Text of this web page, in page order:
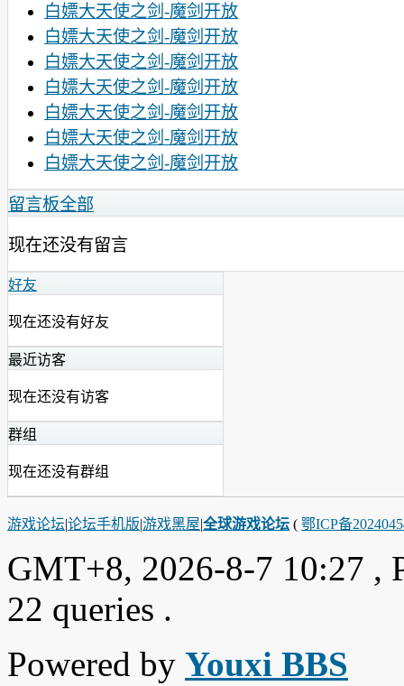
白嫖大天使之剑-魔剑开放
白嫖大天使之剑-魔剑开放
白嫖大天使之剑-魔剑开放
白嫖大天使之剑-魔剑开放
白嫖大天使之剑-魔剑开放
白嫖大天使之剑-魔剑开放
白嫖大天使之剑-魔剑开放
留言板全部
现在还没有留言
好友
现在还没有好友
最近访客
现在还没有访客
群组
现在还没有群组
游戏论坛|论坛手机版|游戏黑屋|全球游戏论坛 ( 鄂ICP备
GMT+8, 2026-8-7 10:27 ,
22 queries .
Powered by Youxi BBS